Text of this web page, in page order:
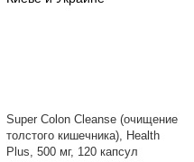
Super Colon Cleanse (очищение
толстого кишечника), Health
Plus, 500 мг, 120 капсул